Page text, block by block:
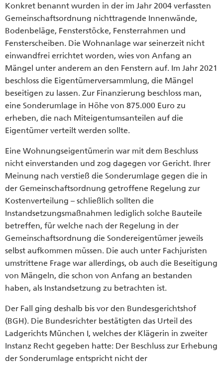
Konkret benannt wurden in der im Jahr 2004 verfassten
Gemeinschaftsordnung nichttragende Innenwände,
Bodenbeläge, Fensterstöcke, Fensterrahmen und
Fensterscheiben. Die Wohnanlage war seinerzeit nicht
einwandfrei errichtet worden, wies von Anfang an
Mängel unter anderem an den Fenstern auf. Im Jahr 2021
beschloss die Eigentümerversammlung, die Mängel
beseitigen zu lassen. Zur Finanzierung beschloss man,
eine Sonderumlage in Höhe von 875.000 Euro zu
erheben, die nach Miteigentumsanteilen auf die
Eigentümer verteilt werden sollte.
Eine Wohnungseigentümerin war mit dem Beschluss
nicht einverstanden und zog dagegen vor Gericht. Ihrer
Meinung nach verstieß die Sonderumlage gegen die in
der Gemeinschaftsordnung getroffene Regelung zur
Kostenverteilung – schließlich sollten die
Instandsetzungsmaßnahmen lediglich solche Bauteile
betreffen, für welche nach der Regelung in der
Gemeinschaftsordnung die Sondereigentümer jeweils
selbst aufkommen müssen. Die auch unter Fachjuristen
umstrittene Frage war allerdings, ob auch die Beseitigung
von Mängeln, die schon von Anfang an bestanden
haben, als Instandsetzung zu betrachten ist.
Der Fall ging deshalb bis vor den Bundesgerichtshof
(BGH). Die Bundesrichter bestätigten das Urteil des
Ladgerichts München I, welches der Klägerin in zweiter
Instanz Recht gegeben hatte: Der Beschluss zur Erhebung
der Sonderumlage entspricht nicht der